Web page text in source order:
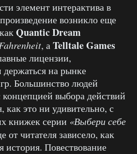
элемент интерактива в
возникло еще
Quantic Dream
, аTelltale Games
лицензии,
на рынке
Большинство людей
выбора действий
как это ни удивительно, с
книжек серии «Выбери себе
от читателя зависело, как
история. Повествование